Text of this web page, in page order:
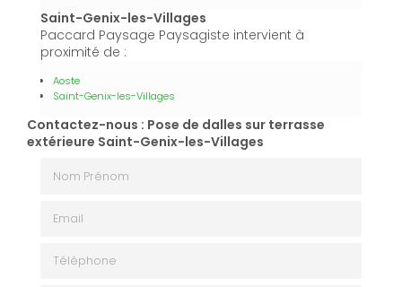
Saint-Genix-les-Villages
Paccard Paysage Paysagiste intervient à
proximité de :
Aoste
Saint-Genix-les-Villages
Contactez-nous : Pose de dalles sur terrasse
extérieure Saint-Genix-les-Villages